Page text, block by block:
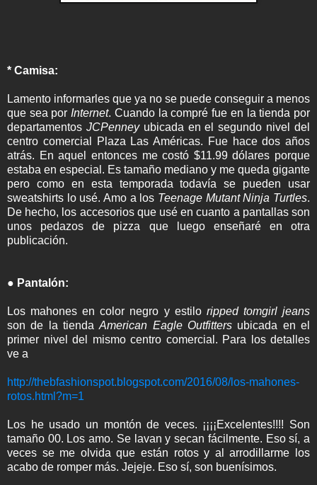
* Camisa:
Lamento informarles que ya no se puede conseguir a menos
que sea por Internet. Cuando la compré fue en la tienda por
departamentos JCPenneyubicada en el segundo nivel del
centro comercial Plaza Las Américas. Fue hace dos años
atrás. En aquel entonces me costó $11.99 dólares porque
estaba en especial. Es tamaño mediano y me queda gigante
pero como en esta temporada todavía se pueden usar
sweatshirts lo usé. Amo a los Teenage Mutant Ninja Turtles.
De hecho, los accesorios que usé en cuanto a pantallas son
unos pedazos de pizza que luego enseñaré en otra
publicación.
● Pantalón:
Los mahones en color negro y estilo ripped tomgirl jeans
son de la tiendaAmerican Eagle Outfitters ubicada en el
primer nivel del mismo centro comercial. Para los detalles
ve a
http://thebfashionspot.blogspot.com/2016/08/los-mahones-
rotos.html?m=1
Los he usado un montón de veces. ¡¡¡¡Excelentes!!!! Son
tamaño 00. Los amo. Se lavan y secan fácilmente. Eso sí, a
veces se me olvida que están rotos y al arrodillarme los
acabo de romper más. Jejeje. Eso sí, son buenísimos.